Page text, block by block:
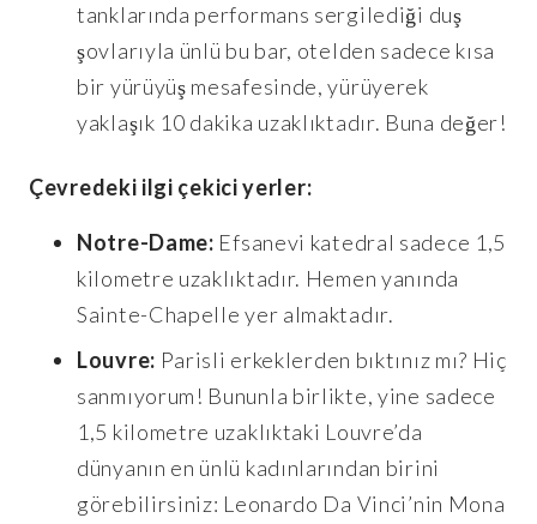
tanklarında performans sergilediği duş
şovlarıyla ünlü bu bar, otelden sadece kısa
bir yürüyüş mesafesinde, yürüyerek
yaklaşık 10 dakika uzaklıktadır. Buna değer!
Çevredeki ilgi çekici yerler:
Notre-Dame: Efsanevi katedral sadece 1,5
kilometre uzaklıktadır. Hemen yanında
Sainte-Chapelle yer almaktadır.
Louvre: Parisli erkeklerden bıktınız mı? Hiç
sanmıyorum! Bununla birlikte, yine sadece
1,5 kilometre uzaklıktaki Louvre’da
dünyanın en ünlü kadınlarından birini
görebilirsiniz: Leonardo Da Vinci’nin Mona